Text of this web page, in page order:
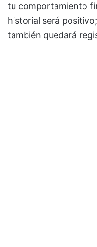
tu comportamiento
historial será
también quedará